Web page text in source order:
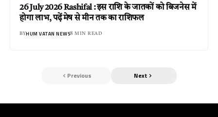
26 July 2026 Rashifal : इस राशि के जातकों को बिजनेस में
होगा लाभ, पढ़ें मेष से मीन तक का राशिफल
BYHUM VATAN NEWS8 MIN READ
Previous Next